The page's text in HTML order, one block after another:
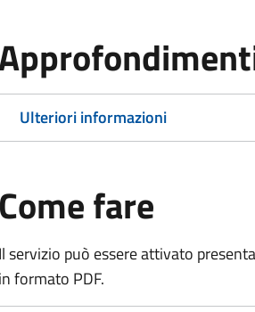
Ulteriori informazioni
Come fare
Il servizio può essere attivato
in formato PDF.